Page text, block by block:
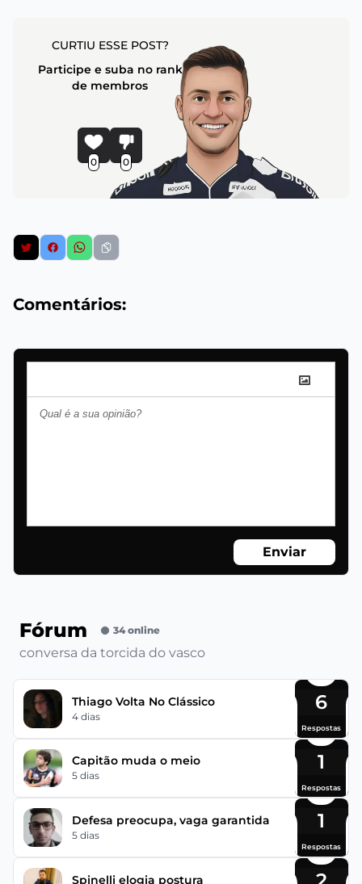
CURTIU ESSE POST?
Participe e suba no rank
de membros
0 0
Comentários:
Enviar
Fórum 34 online
conversa da torcida do vasco
Thiago Volta No Clássico
4 dias
6
Respostas
Capitão muda o meio
5 dias
1
Respostas
Defesa preocupa, vaga garantida
5 dias
1
Respostas
Spinelli elogia postura